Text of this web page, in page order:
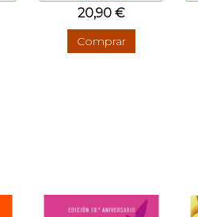
20,90 €
Comprar